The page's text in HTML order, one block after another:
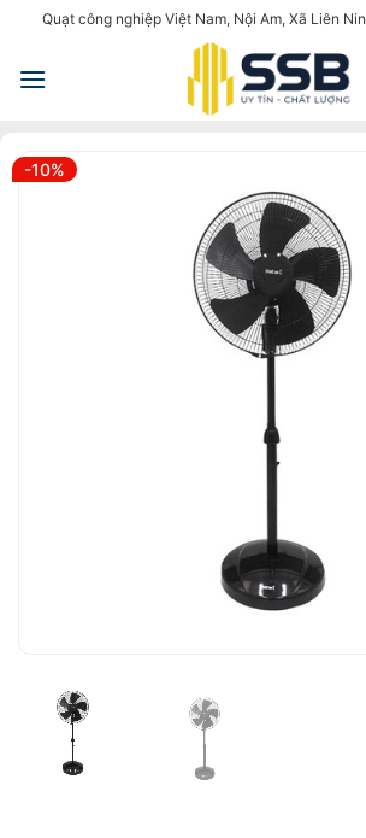
nội
Quạt công nghiệp Việt Nam, Nội Am, Xã Liên
-10%